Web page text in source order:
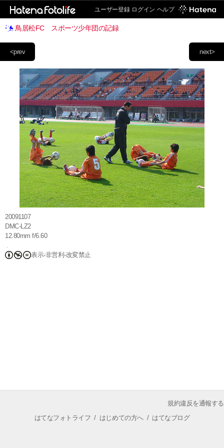
ユーザー登録 ログイン ヘルプ
鳥居松FC スポーツ少年団の記録
next>
<prev
20091107
DMC-LZ2
12.80mm f/6.60
表示-非営利-改変禁止
規約違反を通報する
はてなフォトライフ / はじめての方へ/ はてなブログ